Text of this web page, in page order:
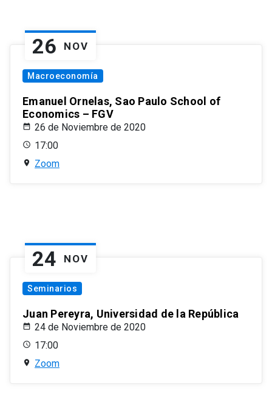
26 NOV
Macroeconomía
Emanuel Ornelas, Sao Paulo School of
Economics – FGV
26 de Noviembre de 2020
17:00
Zoom
24 NOV
Seminarios
Juan Pereyra, Universidad de la República
24 de Noviembre de 2020
17:00
Zoom